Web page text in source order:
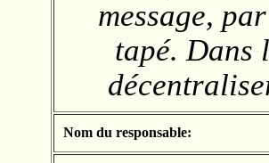
message,
tapé. Dans
Nom du responsable: